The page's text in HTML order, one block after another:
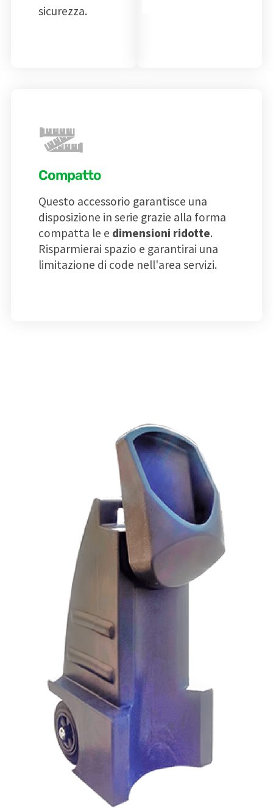
sicurezza.
Compatto
Questo accessorio garantisce una
disposizione in serie grazie alla forma
compatta le e dimensioni ridotte.
Risparmierai spazio e garantirai una
limitazione di code nell'area servizi.